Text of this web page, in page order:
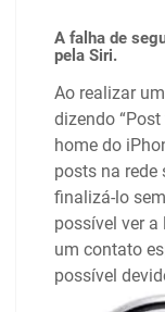
A falha de
pela Siri.
Ao realizar
dizendo
home do
posts na rede
finalizá-lo
possível ver
um contato
possível